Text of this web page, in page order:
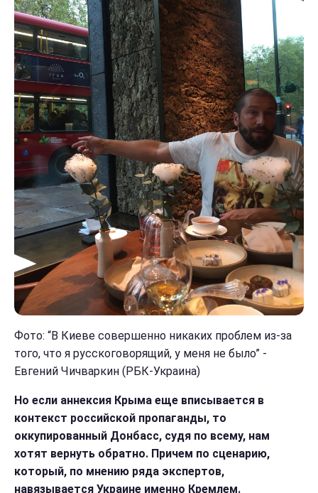
Фото: “В Киеве совершенно никаких проблем из-за
того, что я русскоговорящий, у меня не было” -
Евгений Чичваркин (РБК-Украина)
Но если аннексия Крыма еще вписывается в
контекст российской пропаганды, то
оккупированный Донбасс, судя по всему, нам
хотят вернуть обратно. Причем по сценарию,
который, по мнению ряда экспертов,
навязывается Украине именно Кремлем.